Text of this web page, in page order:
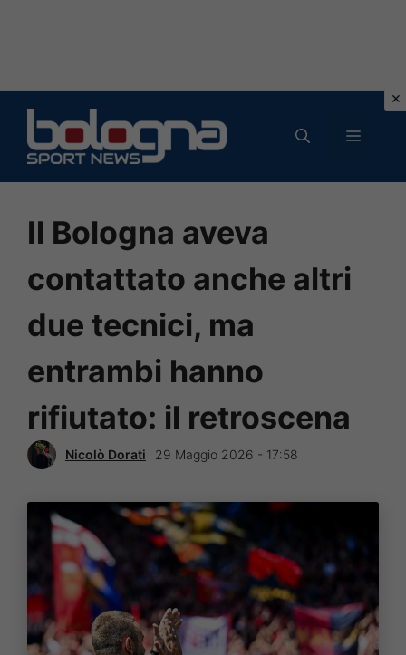
contenuto
MENU
Il Bologna aveva
contattato anche altri
due tecnici, ma
entrambi hanno
rifiutato: il retroscena
Nicolò Dorati 29 Maggio 2026 - 17:58